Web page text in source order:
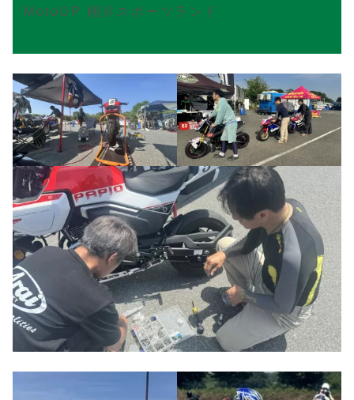
MotoUP 桶川スポーツランド